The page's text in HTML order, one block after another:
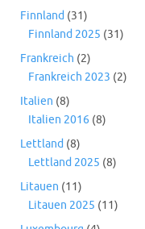
Finnland (31)
Finnland 2025 (31)
Frankreich (2)
Frankreich 2023 (2)
Italien (8)
Italien 2016 (8)
Lettland (8)
Lettland 2025 (8)
Litauen (11)
Litauen 2025 (11)